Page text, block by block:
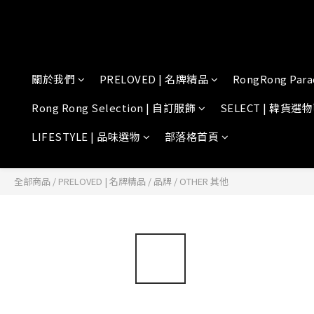
關於我們 PRELOVED | 名牌精品
RongRong
Rong Rong Selection | 自訂服飾
SELECT | 韓貨選
LIFESTYLE | 品味選物
部落格首頁
全部商品 / PRELOVED | 名牌精品 / 品牌 / OTHER 其他